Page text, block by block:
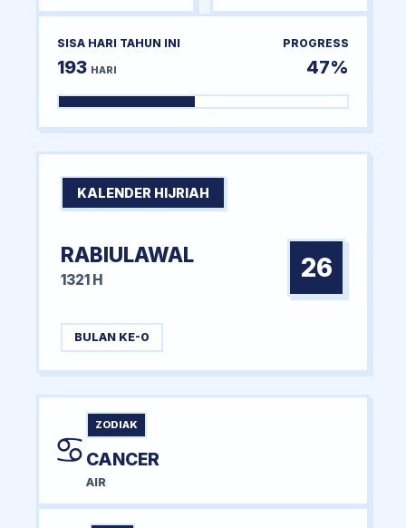
SISA HARI TAHUN INI
193 HARI
PROGRESS
47%
KALENDER HIJRIAH
RABIULAWAL
1321 H 26
BULAN KE-0
♋
ZODIAK
CANCER
AIR